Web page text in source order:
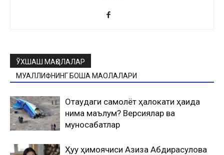
ЎХШАШ МАҚОЛАЛАР
МУАЛЛИФНИНГ БОШҚА МАҚОЛАЛАРИ
Оқтаудаги самолёт ҳалокати ҳақида
нима маълум? Версиялар ва
муносабатлар
Ҳуқуқ ҳимоячиси Азиза Абдирасулова